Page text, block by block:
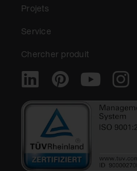
Projets
Service
Chercher produit